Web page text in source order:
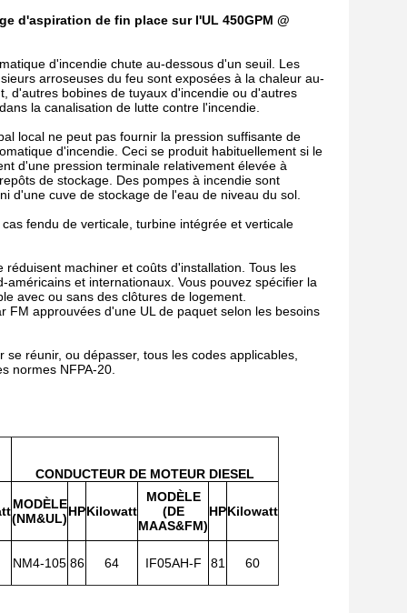
d'aspiration de fin place sur l'UL 450GPM @
d'incendie chute au-dessous d'un seuil. Les
arroseuses du feu sont exposées à la chaleur au-
d'autres bobines de tuyaux d'incendie ou d'autres
la canalisation de lutte contre l'incendie.
local ne peut pas fournir la pression suffisante de
d'incendie. Ceci se produit habituellement si le
d'une pression terminale relativement élevée à
de stockage. Des pompes à incendie sont
d'une cuve de stockage de l'eau de niveau du sol.
fendu de verticale, turbine intégrée et verticale
machiner et coûts d'installation. Tous les
et internationaux. Vous pouvez spécifier la
avec ou sans des clôtures de logement.
approuvées d'une UL de paquet selon les besoins
réunir, ou dépasser, tous les codes applicables,
normes NFPA-20.
CONDUCTEUR DE MOTEUR DIESEL
MODÈLE
(NM&UL)HPKilowatt
MODÈLE
(DE
MAAS&FM)
HPKilowatt
NM4-105 86 64 IF05AH-F 81 60